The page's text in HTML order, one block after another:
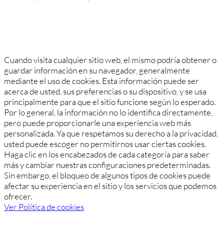
Cuando visita cualquier sitio web, el mismo podría obtener o
guardar información en su navegador, generalmente
mediante el uso de cookies. Esta información puede ser
acerca de usted, sus preferencias o su dispositivo, y se usa
principalmente para que el sitio funcione según lo esperado.
Por lo general, la información no lo identifica directamente,
pero puede proporcionarle una experiencia web más
personalizada. Ya que respetamos su derecho a la privacidad,
usted puede escoger no permitirnos usar ciertas cookies.
Haga clic en los encabezados de cada categoría para saber
más y cambiar nuestras configuraciones predeterminadas.
Sin embargo, el bloqueo de algunos tipos de cookies puede
afectar su experiencia en el sitio y los servicios que podemos
ofrecer.
Ver Política de cookies